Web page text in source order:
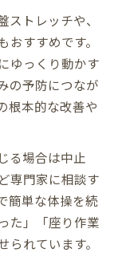
トレッチや、
すすめです。
ゆっくり動かす
の予防につなが
根本的な改善や
る場合は中止
専門家に相談す
簡単な体操を続
た」「座り作業
れています。